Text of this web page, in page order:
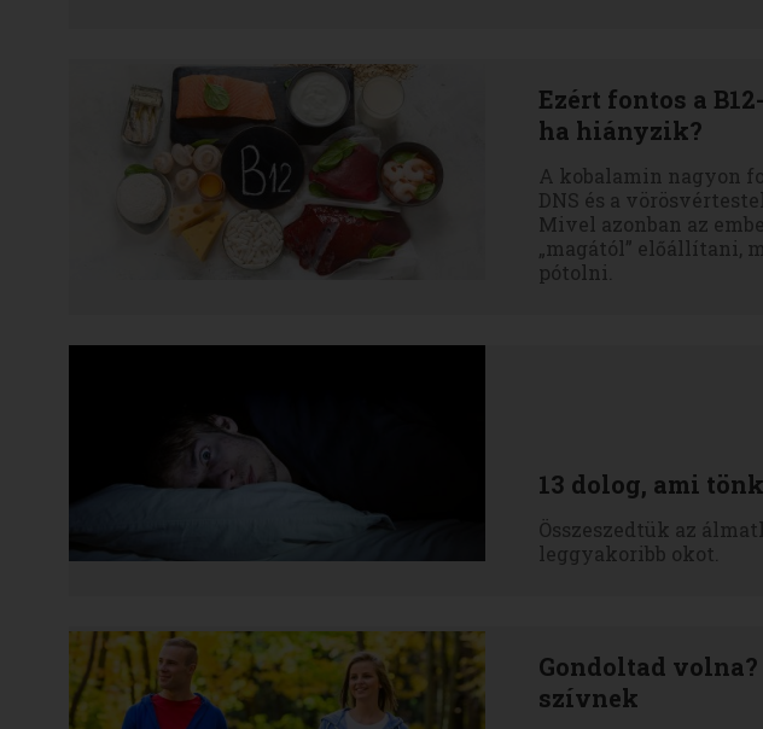
Ezért fontos a
ha hiányzik?
A kobalamin nagyon
DNS és a
Mivel azonban az
„magától” előállítani,
pótolni.
13 dolog, ami
Összeszedtük az
leggyakoribb okot.
Gondoltad volna?
szívnek